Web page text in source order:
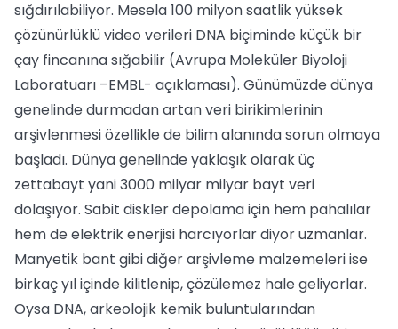
sığdırılabiliyor. Mesela 100 milyon saatlik yüksek
çözünürlüklü video verileri DNA biçiminde küçük bir
çay fincanına sığabilir (Avrupa Moleküler Biyoloji
Laboratuarı –EMBL- açıklaması). Günümüzde dünya
genelinde durmadan artan veri birikimlerinin
arşivlenmesi özellikle de bilim alanında sorun olmaya
başladı. Dünya genelinde yaklaşık olarak üç
zettabayt yani 3000 milyar milyar bayt veri
dolaşıyor. Sabit diskler depolama için hem pahalılar
hem de elektrik enerjisi harcıyorlar diyor uzmanlar.
Manyetik bant gibi diğer arşivleme malzemeleri ise
birkaç yıl içinde kilitlenip, çözülemez hale geliyorlar.
Oysa DNA, arkeolojik kemik buluntularından